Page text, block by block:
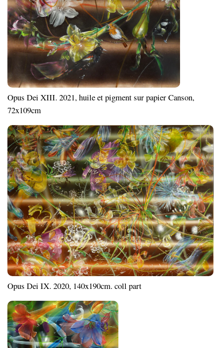
Opus Dei XIII. 2021, huile et pigment sur papier Canson,
72x109cm
Opus Dei IX. 2020, 140x190cm. coll part